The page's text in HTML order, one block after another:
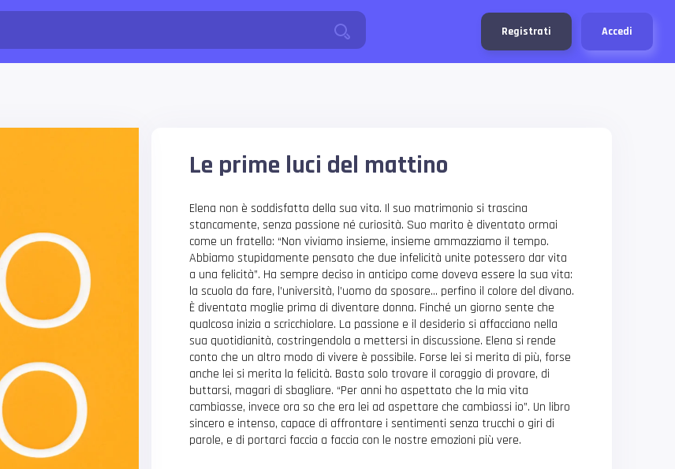
Registrati Accedi
Le prime luci del mattino
Elena non è soddisfatta della sua vita. Il suo matrimonio si trascina
stancamente, senza passione né curiosità. Suo marito è diventato ormai
come un fratello: “Non viviamo insieme, insieme ammazziamo il tempo.
Abbiamo stupidamente pensato che due infelicità unite potessero dar vita
a una felicità”. Ha sempre deciso in anticipo come doveva essere la sua vita:
la scuola da fare, l’università, l’uomo da sposare… perfino il colore del divano.
È diventata moglie prima di diventare donna. Finché un giorno sente che
qualcosa inizia a scricchiolare. La passione e il desiderio si affacciano nella
sua quotidianità, costringendola a mettersi in discussione. Elena si rende
conto che un altro modo di vivere è possibile. Forse lei si merita di più, forse
anche lei si merita la felicità. Basta solo trovare il coraggio di provare, di
buttarsi, magari di sbagliare. “Per anni ho aspettato che la mia vita
cambiasse, invece ora so che era lei ad aspettare che cambiassi io”. Un libro
sincero e intenso, capace di affrontare i sentimenti senza trucchi o giri di
parole, e di portarci faccia a faccia con le nostre emozioni più vere.